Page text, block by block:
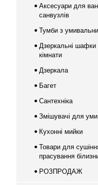
Аксесуари для
санвузлів
Тумби з
Дзеркальні шафки
кімнати
Дзеркала
Багет
Сантехніка
Змішувачі для
Кухонні мийки
Товари для
прасування
РОЗПРОДАЖ